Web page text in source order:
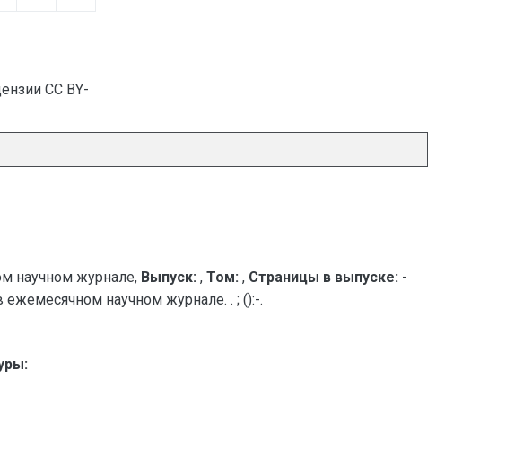
CC BY-
научном журнале, Выпуск: , Том: , Страницы в выпуске: -
научном журнале. . ; ():-.